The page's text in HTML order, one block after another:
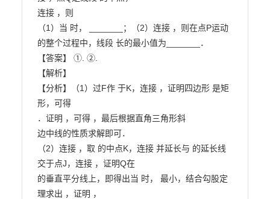
连接 ，则
（1）当 时， _______；（2）连接 ，则在点P运动
的整个过程中，线段 长的最小值为_______．
【答案】 ①. ②.
【解析】
【分析】（1）过F作 于K，连接 ，证明四边形 是矩
形，可得
．证明 ，可得 ，最后根据直角三角形斜
边中线的性质求解即可．
（2）连接 ，取 的中点K，连接 并延长与 的延长线
交于点J，连接 ，证明Q在
的垂直平分线上，即得出当 时， 最小，结合勾股定
理求出 ，证明 ，